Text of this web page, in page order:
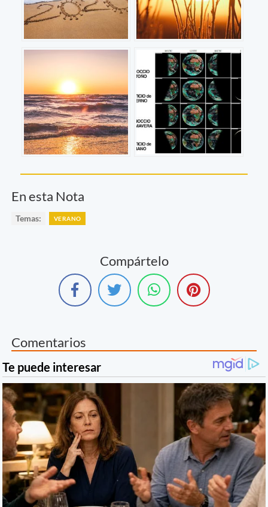
En esta Nota
Temas: VERANO
Compártelo
Comentarios